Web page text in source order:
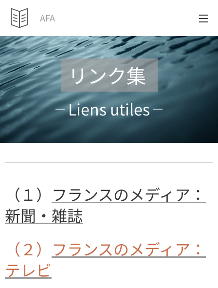
AFA
リンク集
Liens utiles
（１） フランスのメディア：
新聞・雑誌
（２） フランスのメディア：
テレビ